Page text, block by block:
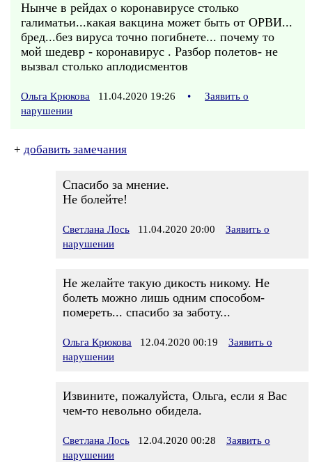
Нынче в рейдах о коронавирусе столько
галиматьи...какая вакцина может быть от ОРВИ...
бред...без вируса точно погибнете... почему то
мой шедевр - коронавирус . Разбор полетов- не
вызвал столько аплодисментов
Ольга Крюкова 11.04.2020 19:26 •
Заявить о
нарушении
+ добавить замечания
Спасибо за мнение.
Не болейте!
Светлана Лось 11.04.2020 20:00
Заявить о
нарушении
Не желайте такую дикость никому. Не
болеть можно лишь одним способом-
помереть... спасибо за заботу...
Ольга Крюкова 12.04.2020 00:19
Заявить о
нарушении
Извините, пожалуйста, Ольга, если я Вас
чем-то невольно обидела.
Светлана Лось 12.04.2020 00:28
Заявить о
нарушении